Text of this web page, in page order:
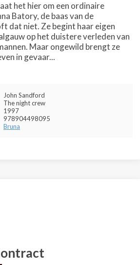
het hier om een ordinaire
Batory, de baas van de
dat niet. Ze begint haar eigen
op het duistere verleden van
Maar ongewild brengt ze
in gevaar...
John Sandford
The night crew
1997
978904498095
Bruna